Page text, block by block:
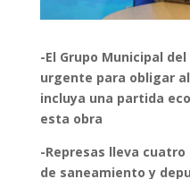
-El Grupo Municipal
urgente para obligar
incluya una partida
esta obra
-Represas lleva
de saneamiento y